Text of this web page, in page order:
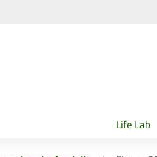
Life Lab